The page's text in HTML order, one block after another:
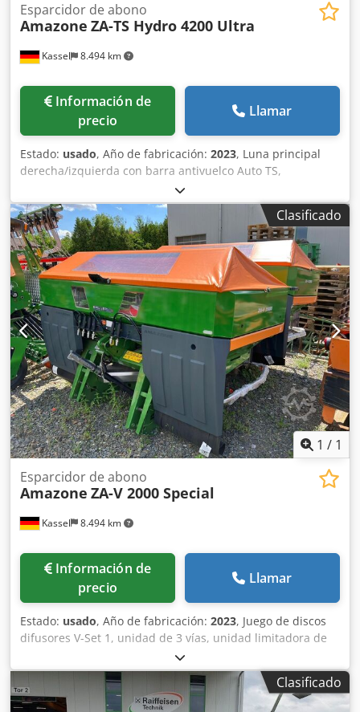
Kassel 8.494 km
Esparcidor de abono
Amazone ZA-TS Hydro 4200 Ultra
Información de
precio
Llamar
Estado: usado, Año de fabricación: 2023, Luna principal
derecha/izquierda con barra antivuelco Auto TS,
dispositivo parcial / abatible, montado de fábrica. Sensor
de inclinación para sistema de pesaje electrónico / ajuste
del sistema de guía. Componentes de instalación para
sistema de pesaje profesional para dispositivos base ZA
LED / iluminación trasera manual. Djdet A Udgspfx
Acmewa
Clasificado
1 / 1
Kassel 8.494 km
Esparcidor de abono
Amazone ZA-V 2000 Special
Información de
precio
Llamar
Estado: usado, Año de fabricación: 2023, Juego de discos
difusores V-Set 1, unidad de 3 vías, unidad limitadora de
esparcido Limiter V / barra de protección tubular S,
dispositivo de rodillos enchufable, mecanismo de
esparcido ZA-V, sobreestructura de tolva S / 2000 eje de
transmisión con acoplamiento de fricción, componentes de
Clasificado